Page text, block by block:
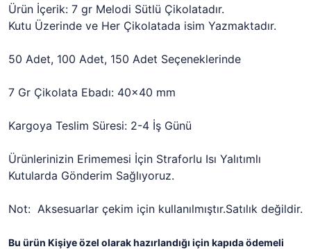
Ürün İçerik: 7 gr Melodi Sütlü Çikolatadır.
Kutu Üzerinde ve Her Çikolatada isim Yazmaktadır.
50 Adet, 100 Adet, 150 Adet Seçeneklerinde
7 Gr Çikolata Ebadı: 40x40 mm
Kargoya Teslim Süresi: 2-4 İş Günü
Ürünlerinizin Erimemesi İçin Straforlu Isı Yalıtımlı
Kutularda Gönderim Sağlıyoruz.
Not: Aksesuarlar çekim için kullanılmıştır.Satılık değildir.
Bu ürün Kişiye özel olarak hazırlandığı için kapıda ödemeli